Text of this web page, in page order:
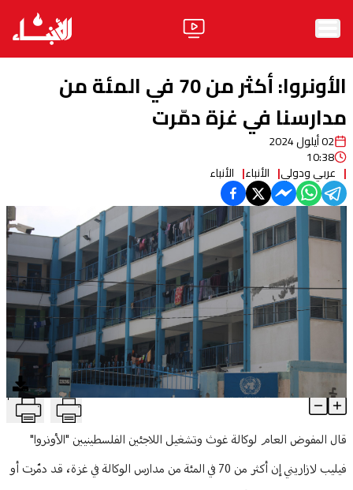
الرئيسية
الأخبار
ثقافة ومجتمع
منوعات
آراء
فيديو
مواقف
وليد جنبلاط
الحزب
ابحث
الأونروا: أكثر من 70 في المئة من
مدارسنا في غزة دمّرت
02 أيلول 2024
10:38
عربي ودولي الأنباء الأنباء
الأونروا: أكثر من 70 في المئة من مدارسنا في غزة دمّرت T
Article Content
قال المفوض العام لوكالة غوث وتشغيل اللاجئين الفلسطينيين "الأونروا"
فيليب لازاريني إن أكثر من 70 في المئة من مدارس الوكالة في غزة، قد دمّرت أو